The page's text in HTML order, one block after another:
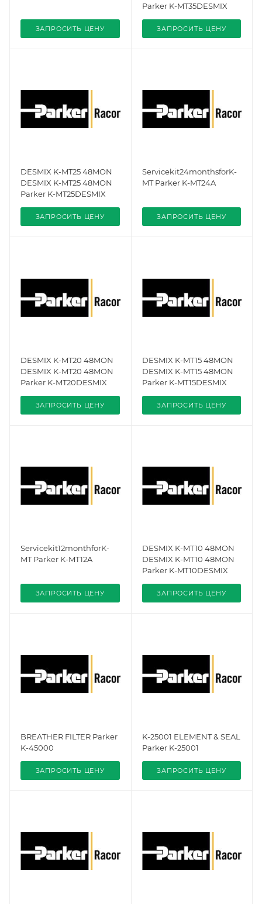
ЗАПРОСИТЬ ЦЕНУ
Parker K-MT35DESMIX
ЗАПРОСИТЬ ЦЕНУ
DESMIX K-MT25 48MON
DESMIX K-MT25 48MON
Parker K-MT25DESMIX
ЗАПРОСИТЬ ЦЕНУ
Servicekit24monthsforK-
MT Parker K-MT24A
ЗАПРОСИТЬ ЦЕНУ
DESMIX K-MT20 48MON
DESMIX K-MT20 48MON
Parker K-MT20DESMIX
ЗАПРОСИТЬ ЦЕНУ
DESMIX K-MT15 48MON
DESMIX K-MT15 48MON
Parker K-MT15DESMIX
ЗАПРОСИТЬ ЦЕНУ
Servicekit12monthforK-
MT Parker K-MT12A
ЗАПРОСИТЬ ЦЕНУ
DESMIX K-MT10 48MON
DESMIX K-MT10 48MON
Parker K-MT10DESMIX
ЗАПРОСИТЬ ЦЕНУ
BREATHER FILTER Parker
K-45000
ЗАПРОСИТЬ ЦЕНУ
K-25001 ELEMENT & SEAL
Parker K-25001
ЗАПРОСИТЬ ЦЕНУ